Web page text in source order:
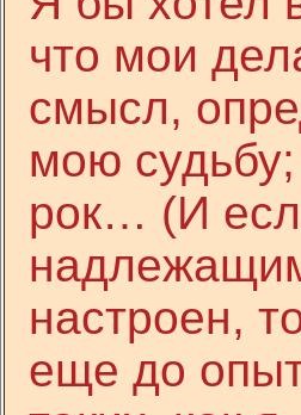
что мои
смысл,
мою
рок… (И
настроен,
еще до